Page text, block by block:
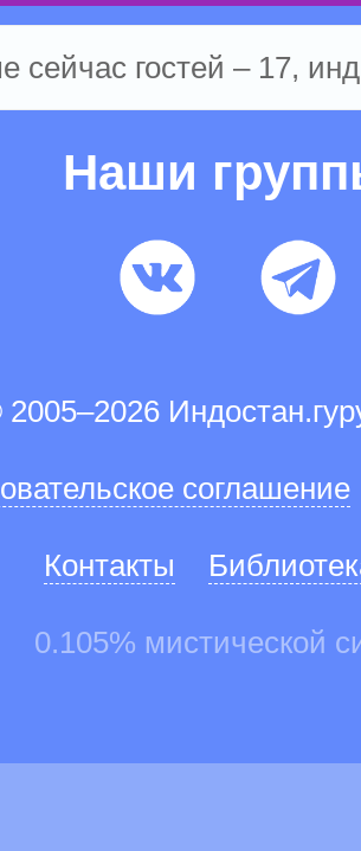
сейчас гостей – 17,
Наши
соглашение
Контакты
0.105% мистической